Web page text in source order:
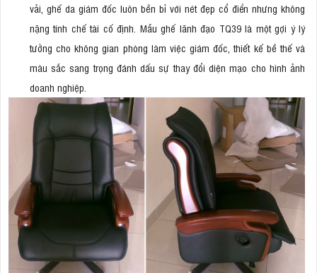
vải, ghế da giám đốc luôn bền bỉ với nét đẹp cổ điển nhưng không
nặng tính chế tài cố định. Mẫu ghế lãnh đạo TQ39 là một gợi ý lý
tưởng cho không gian phòng làm việc giám đốc, thiết kế bề thế và
màu sắc sang trọng đánh dấu sự thay đổi diện mạo cho hình ảnh
doanh nghiệp.